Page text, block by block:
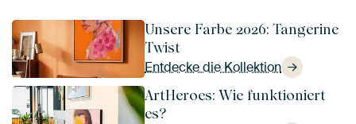
Unsere Farbe 2026: Tangerine
Twist
Entdecke die Kollektion
ArtHeroes: Wie funktioniert
es?